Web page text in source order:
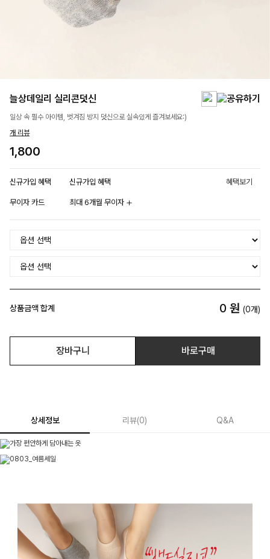
늘상데일리 실리콘덧신
일상 속 필수 아이템, 벗겨짐 방지 덧신으로 실속있게 즐겨보세요:)
개 리뷰
1,800
신규가입 혜택 신규가입 혜택 혜택보기
무이자 카드 최대 6개월 무이자
상품금액 합계 0 원 (0개)
장바구니 바로구매
상세정보 리뷰(0) Q&A